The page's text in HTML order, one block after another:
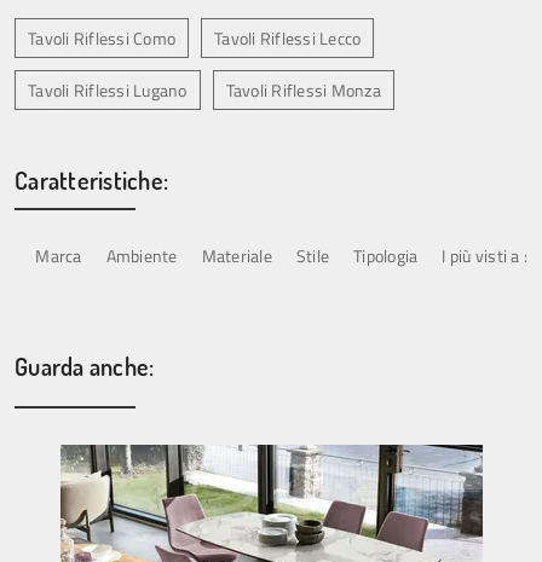
Tavoli Riflessi Como Tavoli Riflessi Lecco
Tavoli Riflessi Lugano Tavoli Riflessi Monza
Caratteristiche:
Marca Ambiente Materiale Stile Tipologia I più visti a :
Guarda anche: